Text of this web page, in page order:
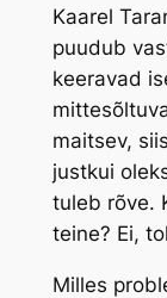
Kaarel
puudub
keeravad
maitsev,
justkui
tuleb rõve.
teine? Ei,
Milles